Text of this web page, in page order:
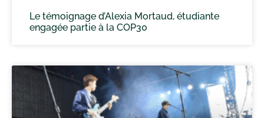
Le témoignage d’Alexia Mortaud, étudiante
engagée partie à la COP30